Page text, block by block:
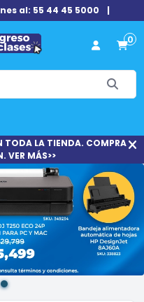
al: 55 44 45 5000 |
0
TODA LA TIENDA. COMPRA
VER MÁS>>